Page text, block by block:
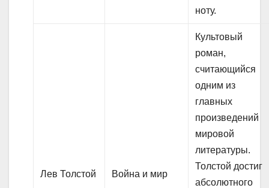
ноту.
Лев Толстой Война и мир
Культовый
роман,
считающийся
одним из
главных
произведений
мировой
литературы.
Толстой достиг
абсолютного